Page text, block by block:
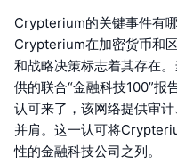
Crypterium的关键事件有
Crypterium在加密货币和
和战略决策标志着其存在
供的联合“金融科技100”报
认可来了，该网络提供审
并肩。这一认可将
性的金融科技公司之列。